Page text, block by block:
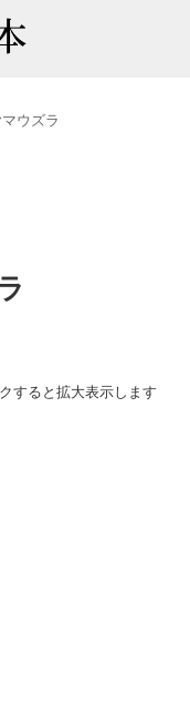
ウズラ
すると拡大表示します